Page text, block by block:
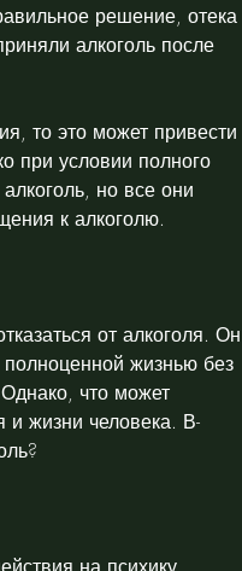
решение, отека
алкоголь после
то это может привести
при условии полного
но все они
к алкоголю.
от алкоголя. Он
жизнью без
что может
и жизни человека. В-